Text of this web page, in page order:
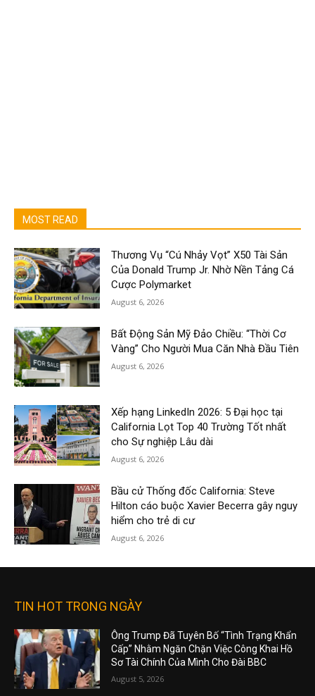
MOST READ
Thương Vụ “Cú Nhảy Vọt” X50 Tài Sản
Của Donald Trump Jr. Nhờ Nền Tảng Cá
Cược Polymarket
August 6, 2026
Bất Động Sản Mỹ Đảo Chiều: “Thời Cơ
Vàng” Cho Người Mua Căn Nhà Đầu Tiên
August 6, 2026
Xếp hạng LinkedIn 2026: 5 Đại học tại
California Lọt Top 40 Trường Tốt nhất
cho Sự nghiệp Lâu dài
August 6, 2026
Bầu cử Thống đốc California: Steve
Hilton cáo buộc Xavier Becerra gây nguy
hiểm cho trẻ di cư
August 6, 2026
TIN HOT TRONG NGÀY
Ông Trump Đã Tuyên Bố “Tình Trạng Khẩn
Cấp” Nhằm Ngăn Chặn Việc Công Khai Hồ
Sơ Tài Chính Của Mình Cho Đài BBC
August 5, 2026